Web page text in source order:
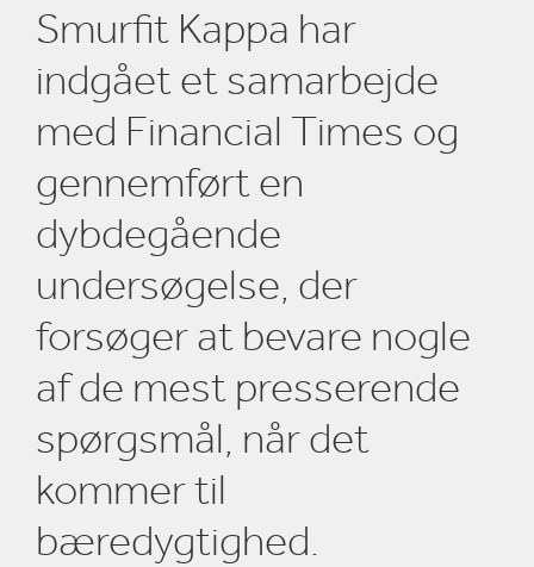
Smurfit Kappa har
indgået et samarbejde
med Financial Times og
gennemført en
dybdegående
undersøgelse, der
forsøger at bevare nogle
af de mest presserende
spørgsmål, når det
kommer til
bæredygtighed.